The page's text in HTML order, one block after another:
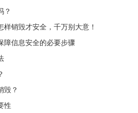
？
销毁才安全，千万别大意！
信息安全的必要步骤
毁？
性